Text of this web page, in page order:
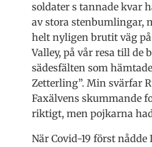
soldater s tannade kvar
av stora stenbumlingar,
helt nyligen brutit väg
Valley, på vår resa till
sädesfälten som
Zetterling”. Min svärfar
Faxälvens skummande
riktigt, men pojkarna
När Covid-19 först